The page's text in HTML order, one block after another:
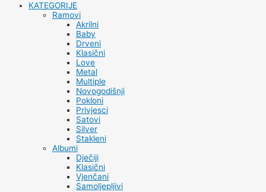
KATEGORIJE
Ramovi
Akrilni
Baby
Drveni
Klasični
Love
Metal
Multiple
Novogodišnji
Pokloni
Privjesci
Satovi
Silver
Stakleni
Albumi
Dječiji
Klasični
Vjenčani
Samoljepljivi